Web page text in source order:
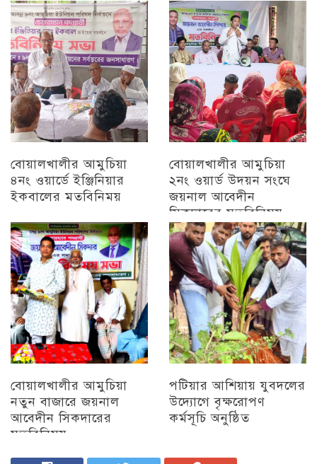
চট্টগ্রাম
বোয়ালখালীর আমুচিয়া
৪নং ওয়ার্ডে ইঞ্জিনিয়ার
ইকবালের মতবিনিময়
বোয়ালখালীর আমুচিয়া
২নং ওয়ার্ড উদয়ন সংঘে
জয়নাল আবেদীন
সিকদারের মতবিনিময়
অন্যান্য
বোয়ালখালীর আমুচিয়া
নতুন বাজারে জয়নাল
আবেদীন সিকদারের
মতবিনিময়
চট্টগ্রাম
পটিয়ার আশিয়ায় যুবদলের
উদ্যোগে বৃক্ষরোপণ
কর্মসূচি অনুষ্ঠিত